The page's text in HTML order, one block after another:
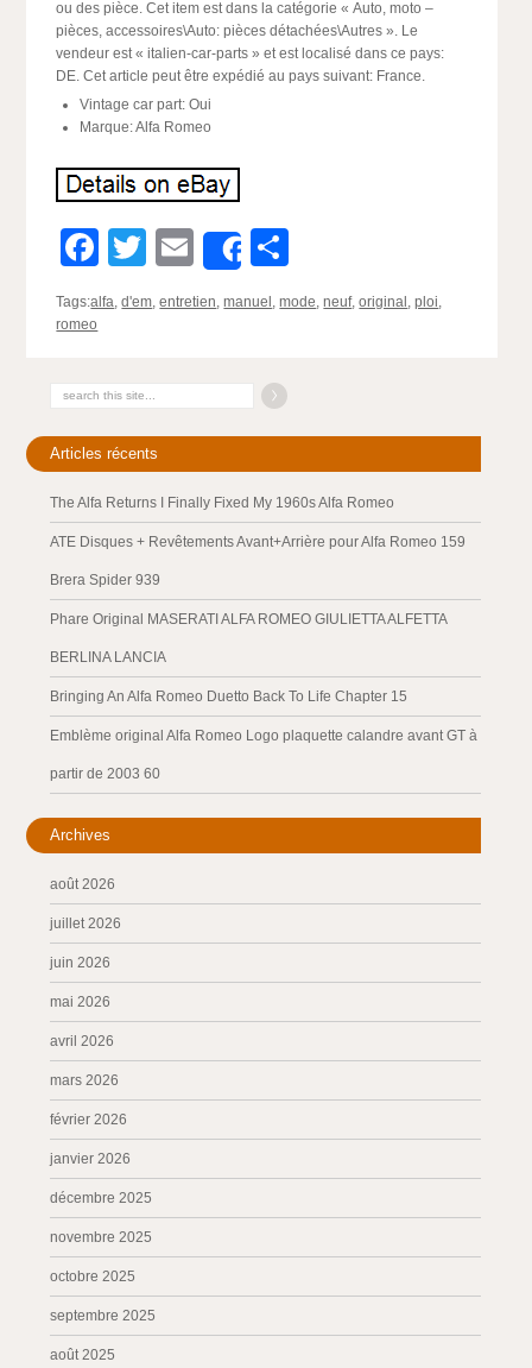
ou des pièce. Cet item est dans la catégorie « Auto, moto –
pièces, accessoires\Auto: pièces détachées\Autres ». Le
vendeur est « italien-car-parts » et est localisé dans ce pays:
DE. Cet article peut être expédié au pays suivant: France.
Vintage car part: Oui
Marque: Alfa Romeo
Facebook
Twitter
EmailShare
Tags:alfa,d'em,entretien,manuel ,mode,neuf,original ,ploi,
romeo
Articles récents
The Alfa Returns I Finally Fixed My 1960s Alfa Romeo
ATE Disques + Revêtements Avant+Arrière pour Alfa Romeo 159
Brera Spider 939
Phare Original MASERATI ALFA ROMEO GIULIETTA ALFETTA
BERLINA LANCIA
Bringing An Alfa Romeo Duetto Back To Life Chapter 15
Emblème original Alfa Romeo Logo plaquette calandre avant GT à
partir de 2003 60
Archives
août 2026
juillet 2026
juin 2026
mai 2026
avril 2026
mars 2026
février 2026
janvier 2026
décembre 2025
novembre 2025
octobre 2025
septembre 2025
août 2025